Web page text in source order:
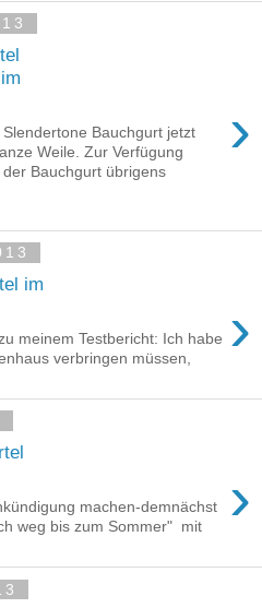
›
Bauchgurt jetzt
Weile. Zur Verfügung
Bauchgurt übrigens
im
›
meinem Testbericht: Ich habe
verbringen müssen,
›
machen-demnächst
weg bis zum Sommer" mit